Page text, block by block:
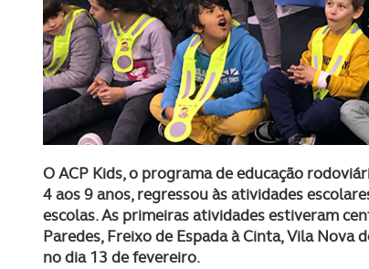
O ACP Kids, o programa de educação
4 aos 9 anos, regressou às atividades
escolas. As primeiras atividades estiveram
Paredes, Freixo de Espada à Cinta, Vila Nova
no dia 13 de fevereiro.